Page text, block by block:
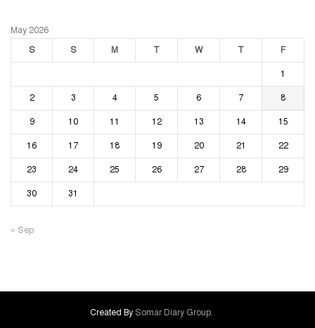
May 2026
S
S M T W T F
1
2 3 4 5 6 7 8
9 10 11 12 13 14 15
16 17 18 19 20 21 22
23 24 25 26 27 28 29
30 31
« Sep
Created By Somar Diary Group.